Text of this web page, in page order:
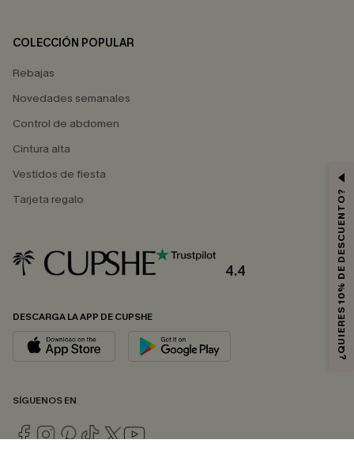
COLECCIÓN POPULAR
Rebajas
Novedades semanales
Control de abdomen
Cintura alta
Vestidos de fiesta
Tarjeta regalo
4.4
DESCARGA LA APP DE CUPSHE
SÍGUENOS EN
¿QUIERES 10% DE DESCUENTO?